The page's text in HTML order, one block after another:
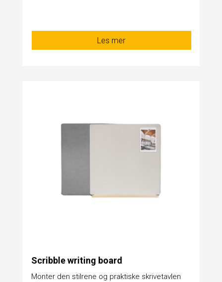
Les mer
Scribble writing board
Monter den stilrene og praktiske skrivetavlen